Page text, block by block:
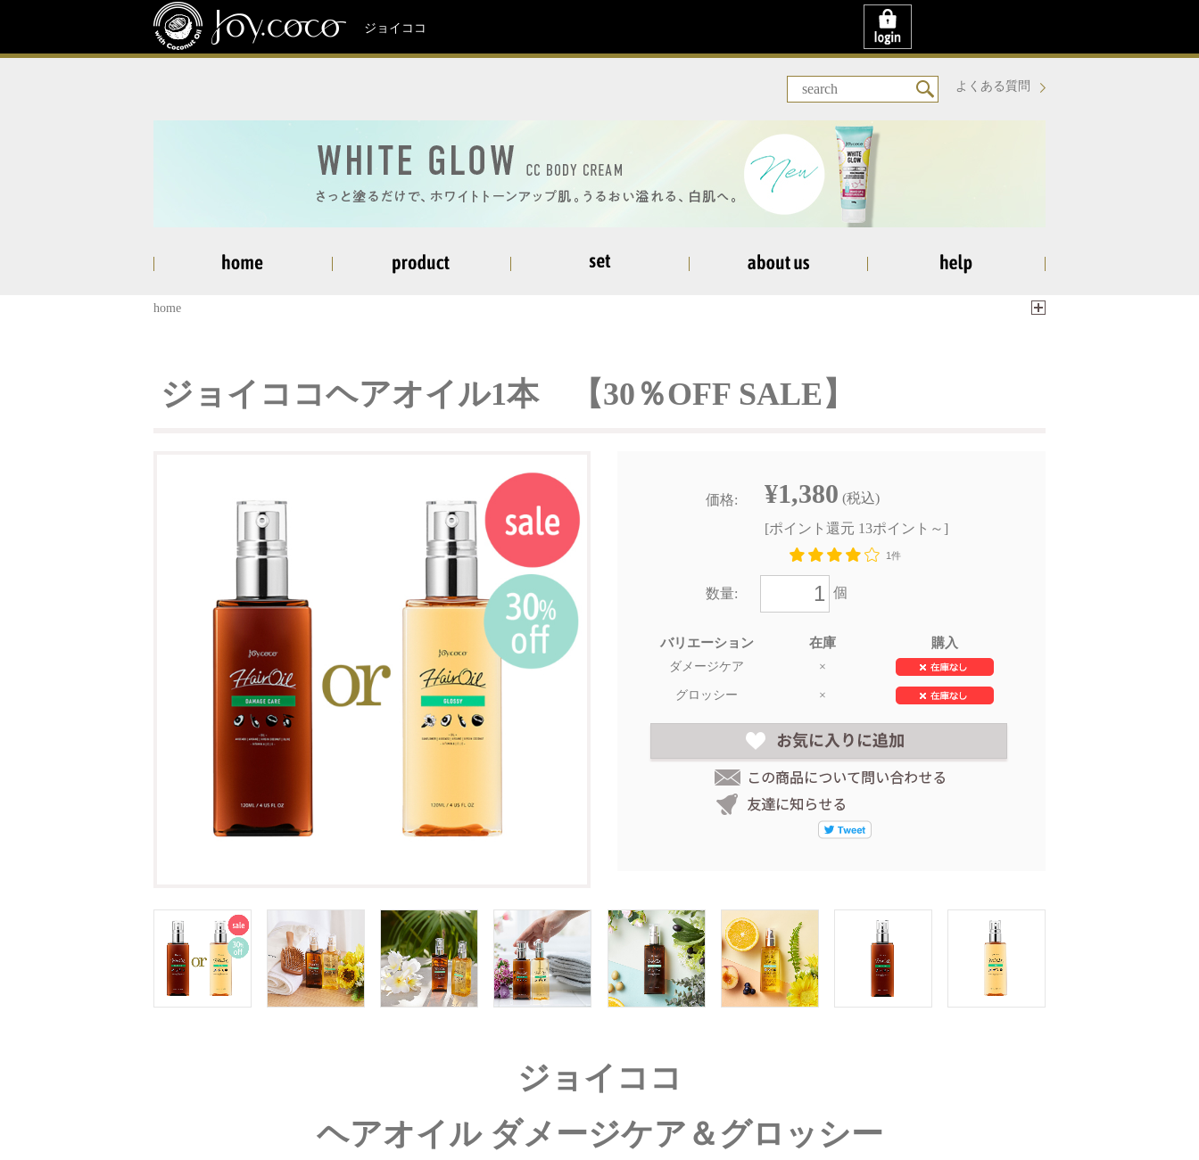
ジョイココ
よくある質問
home
ジョイココヘアオイル1本 【30％OFF SALE】
価格: ¥1,380 (税込)
[ポイント還元 13ポイント～]
1件
数量: 個
バリエーション 在庫 購入
ダメージケア ×
グロッシー ×
ジョイココ
ヘアオイル ダメージケア＆グロッシー